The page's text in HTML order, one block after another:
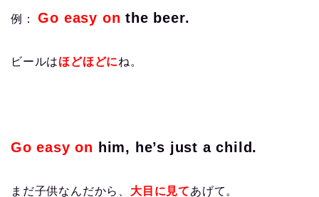
例：Go easy on the beer.
ビールはほどほどにね。
Go easy on him, he’s just a child.
まだ子供なんだから、 大目に見てあげて。